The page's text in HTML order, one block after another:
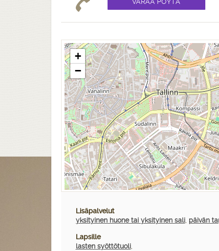
+
−
Lisäpalvelut
yksityinen huone tai yksityinen sali, päivän
Lapsille
lasten syöttötuoli,